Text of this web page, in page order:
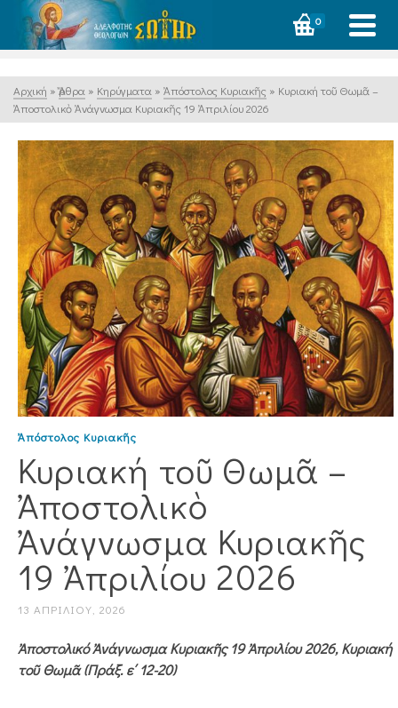
0
Αρχική » Ἄρθρα » Κηρύγματα » Ἀπόστολος Κυριακῆς » Κυριακή τοῦ Θωμᾶ –
Ἀποστολικὸ Ἀνάγνωσμα Κυριακῆς 19 Ἀπριλίου 2026
Ἀπόστολος Κυριακῆς
Κυριακή τοῦ Θωμᾶ –
Ἀποστολικὸ
Ἀνάγνωσμα Κυριακῆς
19 Ἀπριλίου 2026
13 ΑΠΡΙΛΊΟΥ, 2026
Ἀποστολικό Ἀνάγνωσμα Κυριακῆς 19 Ἀπριλίου 2026, Κυριακή
τοῦ Θωμᾶ (Πράξ. ε΄ 12-20)